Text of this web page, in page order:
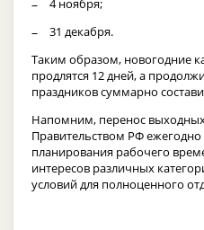
4 ноября;
31 декабря.
Таким образом, новогодние
продлятся 12 дней, а
праздников суммарно
Напомним, перенос выходных
Правительством РФ
планирования рабочего
интересов различных
условий для полноценного